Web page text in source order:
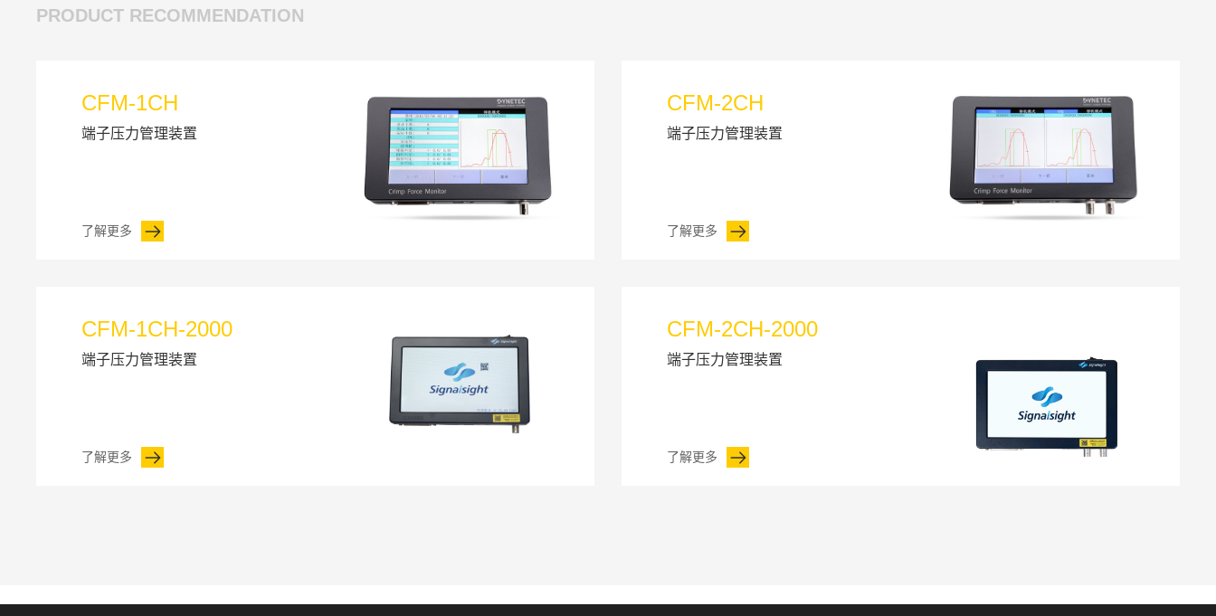
PRODUCT RECOMMENDATION
CFM-1CH
端子压力管理装置
了解更多
CFM-2CH
端子压力管理装置
了解更多
CFM-1CH-2000
端子压力管理装置
了解更多
CFM-2CH-2000
端子压力管理装置
了解更多